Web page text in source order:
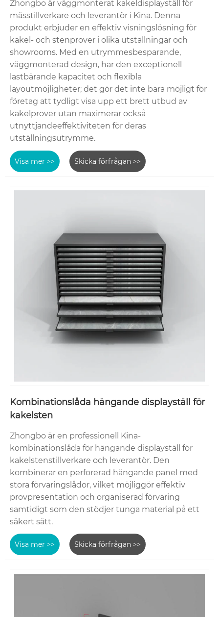
Zhongbo är väggmonterat kakeldisplayställ för
mässtillverkare och leverantör i Kina. Denna
produkt erbjuder en effektiv visningslösning för
kakel- och stenprover i olika utställningar och
showrooms. Med en utrymmesbesparande,
väggmonterad design, har den exceptionell
lastbärande kapacitet och flexibla
layoutmöjligheter; det gör det inte bara möjligt för
företag att tydligt visa upp ett brett utbud av
kakelprover utan maximerar också
utnyttjandeeffektiviteten för deras
utställningsutrymme.
Visa mer >> Skicka förfrågan >>
Kombinationslåda hängande displayställ för
kakelsten
Zhongbo är en professionell Kina-
kombinationslåda för hängande displayställ för
kakelstenstillverkare och leverantör. Den
kombinerar en perforerad hängande panel med
stora förvaringslådor, vilket möjliggör effektiv
provpresentation och organiserad förvaring
samtidigt som den stödjer tunga material på ett
säkert sätt.
Visa mer >> Skicka förfrågan >>